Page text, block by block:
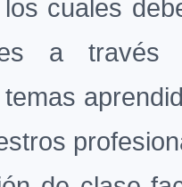
los cuales
a